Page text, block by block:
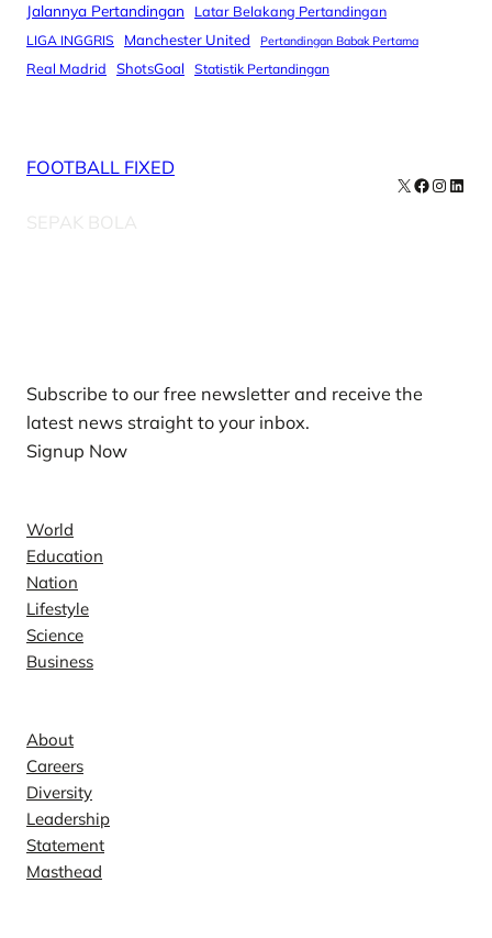
Jalannya Pertandingan Latar Belakang Pertandingan
LIGA INGGRIS Manchester United Pertandingan Babak Pertama
Real Madrid ShotsGoal Statistik Pertandingan
FOOTBALL FIXED
SEPAK BOLA
X Facebook
Subscribe to our free newsletter and receive the
latest news straight to your inbox.
Signup Now
World
Education
Nation
Lifestyle
Science
Business
About
Careers
Diversity
Leadership
Statement
Masthead